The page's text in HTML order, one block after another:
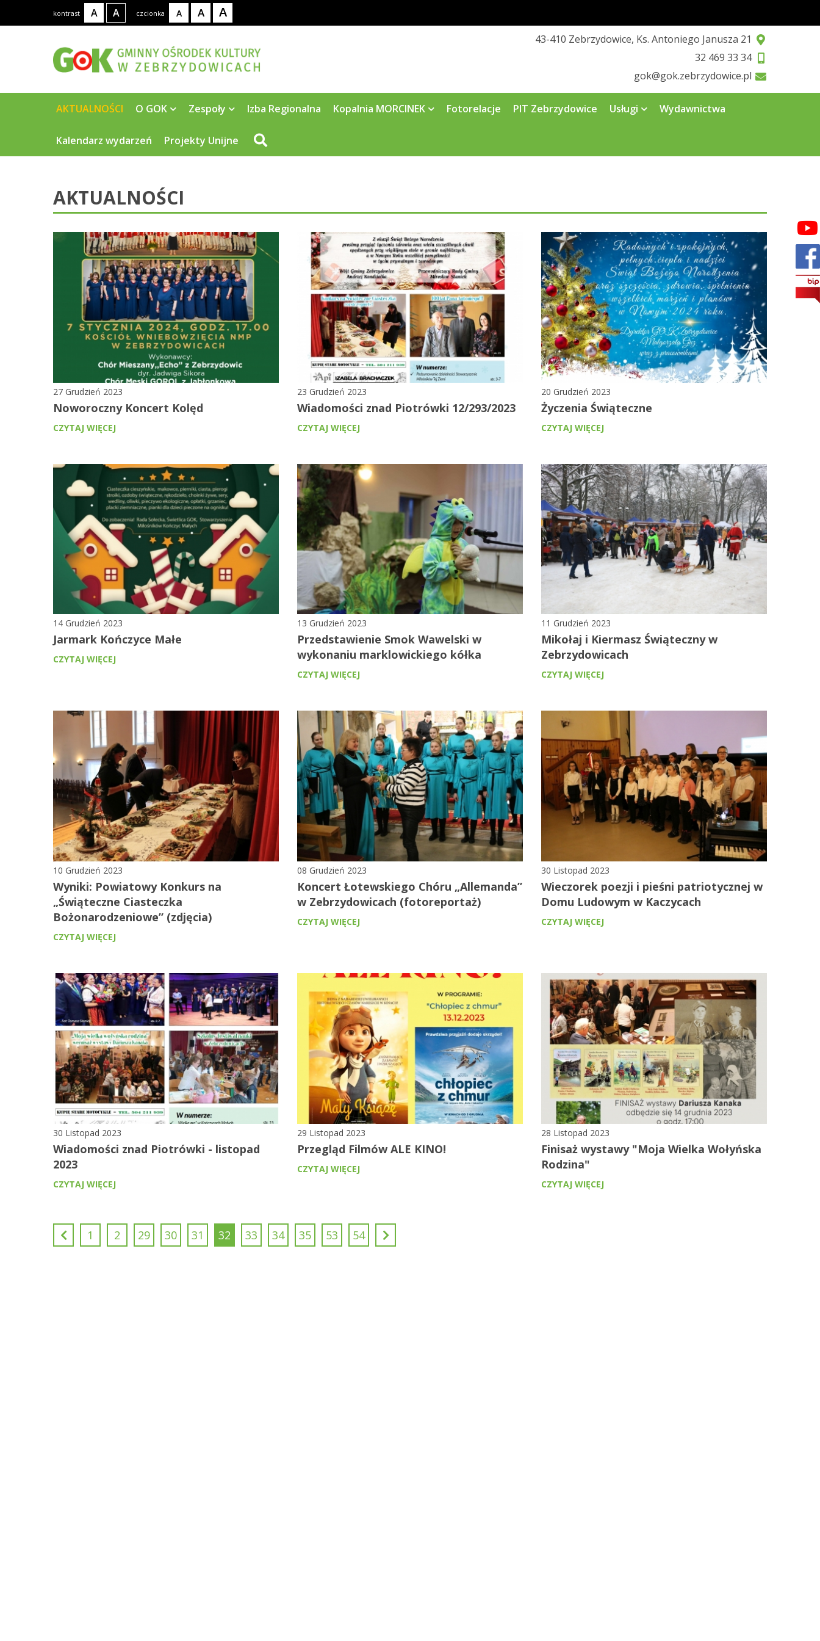
kontrast A A czcionka A A A
43-410 Zebrzydowice, Ks. Antoniego Janusza 21
32 469 33 34
gok@gok.zebrzydowice.pl
AKTUALNOŚCI O GOK Zespoły Izba Regionalna Kopalnia MORCINEK Fotorelacje PIT Zebrzydowice Usługi Wydawnictwa
Kalendarz wydarzeń Projekty Unijne
AKTUALNOŚCI
27 Grudzień 2023
Noworoczny Koncert Kolęd
CZYTAJ WIĘCEJ
23 Grudzień 2023
Wiadomości znad Piotrówki 12/293/2023
CZYTAJ WIĘCEJ
20 Grudzień 2023
Życzenia Świąteczne
CZYTAJ WIĘCEJ
14 Grudzień 2023
Jarmark Kończyce Małe
CZYTAJ WIĘCEJ
13 Grudzień 2023
Przedstawienie Smok Wawelski w
wykonaniu marklowickiego kółka
CZYTAJ WIĘCEJ
11 Grudzień 2023
Mikołaj i Kiermasz Świąteczny w
Zebrzydowicach
CZYTAJ WIĘCEJ
10 Grudzień 2023
Wyniki: Powiatowy Konkurs na
„Świąteczne Ciasteczka
Bożonarodzeniowe” (zdjęcia)
CZYTAJ WIĘCEJ
08 Grudzień 2023
Koncert Łotewskiego Chóru „Allemanda”
w Zebrzydowicach (fotoreportaż)
CZYTAJ WIĘCEJ
30 Listopad 2023
Wieczorek poezji i pieśni patriotycznej w
Domu Ludowym w Kaczycach
CZYTAJ WIĘCEJ
30 Listopad 2023
Wiadomości znad Piotrówki - listopad
2023
CZYTAJ WIĘCEJ
29 Listopad 2023
Przegląd Filmów ALE KINO!
CZYTAJ WIĘCEJ
28 Listopad 2023
Finisaż wystawy "Moja Wielka Wołyńska
Rodzina"
CZYTAJ WIĘCEJ
1 2 29 30 31 32 33 34 35 53 54